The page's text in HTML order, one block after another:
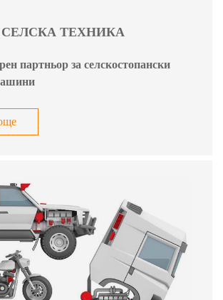
ТЕХНИКА
партньор за селскостопански